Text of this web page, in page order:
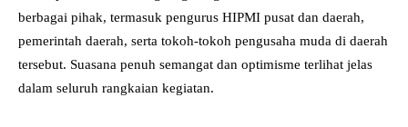
berbagai pihak, termasuk pengurus HIPMI pusat dan daerah,
pemerintah daerah, serta tokoh-tokoh pengusaha muda di daerah
tersebut. Suasana penuh semangat dan optimisme terlihat jelas
dalam seluruh rangkaian kegiatan.